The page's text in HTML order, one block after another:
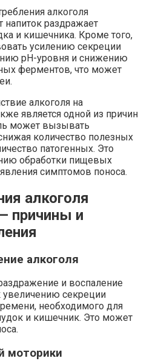
алкоголя
напиток раздражает
и кишечника. Кроме того,
усилению секреции
pH-уровня и снижению
ферментов, что может
алкоголя на
является одной из причин
может вызывать
количество полезных
патогенных. Это
обработки пищевых
симптомов поноса.
алкоголя
причины и
алкоголя
и воспаление
увеличению секреции
необходимого для
и кишечник. Это может
моторики